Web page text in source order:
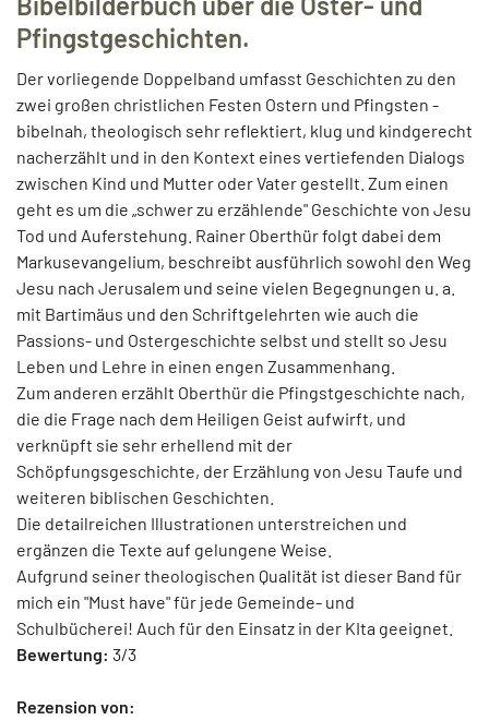
Pfingstgeschichten.
Der vorliegende Doppelband umfasst Geschichten zu den
zwei großen christlichen Festen Ostern und Pfingsten -
bibelnah, theologisch sehr reflektiert, klug und kindgerecht
nacherzählt und in den Kontext eines vertiefenden Dialogs
zwischen Kind und Mutter oder Vater gestellt. Zum einen
geht es um die „schwer zu erzählende" Geschichte von Jesu
Tod und Auferstehung. Rainer Oberthür folgt dabei dem
Markusevangelium, beschreibt ausführlich sowohl den Weg
Jesu nach Jerusalem und seine vielen Begegnungen u. a.
mit Bartimäus und den Schriftgelehrten wie auch die
Passions- und Ostergeschichte selbst und stellt so Jesu
Leben und Lehre in einen engen Zusammenhang.
Zum anderen erzählt Oberthür die Pfingstgeschichte nach,
die die Frage nach dem Heiligen Geist aufwirft, und
verknüpft sie sehr erhellend mit der
Schöpfungsgeschichte, der Erzählung von Jesu Taufe und
weiteren biblischen Geschichten.
Die detailreichen Illustrationen unterstreichen und
ergänzen die Texte auf gelungene Weise.
Aufgrund seiner theologischen Qualität ist dieser Band für
mich ein "Must have" für jede Gemeinde- und
Schulbücherei! Auch für den Einsatz in der KIta geeignet.
Bewertung: 3/3
Rezension von: